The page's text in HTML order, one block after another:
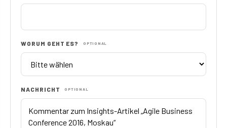
WORUM GEHT ES? OPTIONAL
NACHRICHT OPTIONAL